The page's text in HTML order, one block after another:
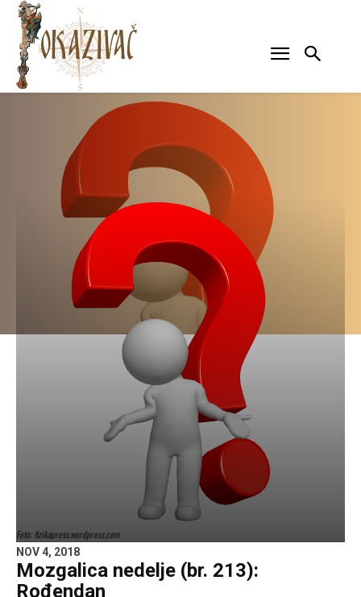
Foto: fizikapress.wordpress.com
NOV 4, 2018
Mozgalica nedelje (br. 213):
Rođendan